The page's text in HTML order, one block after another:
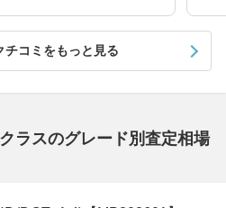
チコミをもっと見る
ラスのグレード別査定相場